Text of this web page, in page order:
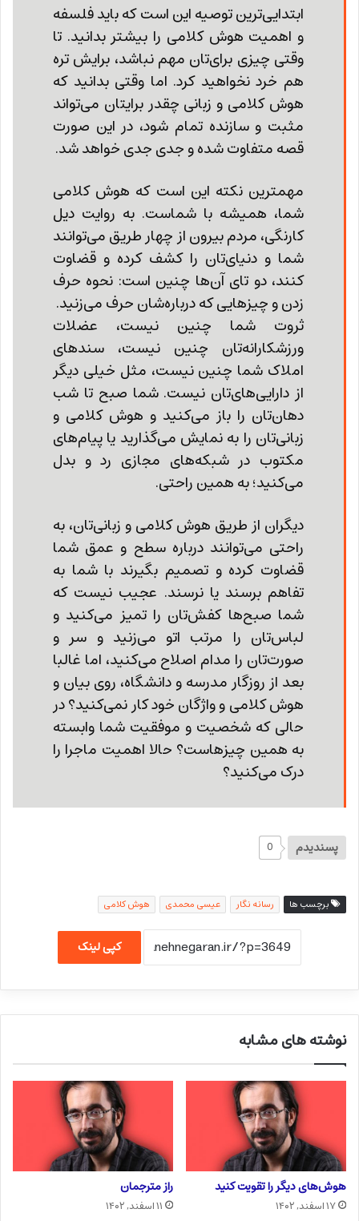
ابتدایی‌ترین توصیه این است که باید فلسفه
و اهمیت هوش کلامی را بیشتر بدانید. تا
وقتی چیزی برای‌تان مهم نباشد، برایش تره
هم خرد نخواهید کرد. اما وقتی بدانید که
هوش کلامی و زبانی چقدر برایتان می‌تواند
مثبت و سازنده تمام شود، در این صورت
قصه متفاوت شده و جدی جدی خواهد شد.
مهمترین نکته این است که هوش کلامی
شما، همیشه با شماست. به روایت دیل
کارنگی، مردم بیرون از چهار طریق می‌توانند
شما و دنیا‌ی‌تان را کشف کرده و قضاوت
کنند، دو تای آن‌ها چنین است: نحوه حرف
زدن و چیزهایی که درباره‌شان حرف می‌زنید.
ثروت شما چنین نیست، عضلات
ورزشکارانه‌تان چنین نیست، سندهای
املاک شما چنین نیست،‌ مثل خیلی دیگر
از دارایی‌های‌تان نیست. شما صبح تا شب
دهان‌تان را باز می‌کنید و هوش کلامی و
زبانی‌تان را به نمایش می‌گذارید یا پیام‌های
مکتوب در شبکه‌های مجازی رد و بدل
می‌کنید؛ به همین راحتی.
دیگران از طریق هوش کلامی و زبانی‌تان، به
راحتی می‌توانند درباره سطح و عمق شما
قضاوت کرده و تصمیم بگیرند با شما به
تفاهم برسند یا نرسند. عجیب نیست که
شما صبح‌ها کفش‌تان را تمیز می‌کنید و
لباس‌تان را مرتب اتو می‌زنید و سر و
صورت‌تان را مدام اصلاح می‌کنید، اما غالبا
بعد از روزگار مدرسه و دانشگاه، روی بیان و
هوش کلامی و واژگان خود کار نمی‌کنید؟ در
حالی که شخصیت و موفقیت شما وابسته
به همین چیزهاست؟ حالا اهمیت ماجرا را
درک می‌کنید؟
پسندیدم 0
برچسب ها رسانه نگار عیسی محمدی هوش کلامی
کپی لینک
نوشته های مشابه
هوش‌های دیگر را تقویت کنید
۱۷ اسفند, ۱۴۰۲
راز مترجمان
۱۱ اسفند, ۱۴۰۲